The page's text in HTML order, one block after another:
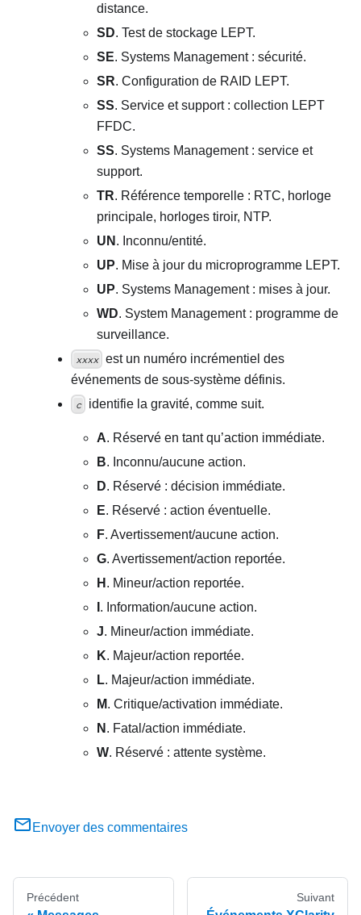
distance.
SD. Test de stockage LEPT.
SE. Systems Management : sécurité.
SR. Configuration de RAID LEPT.
SS. Service et support : collection LEPT
FFDC.
SS. Systems Management : service et
support.
TR. Référence temporelle : RTC, horloge
principale, horloges tiroir, NTP.
UN . Inconnu/entité.
UP. Mise à jour du microprogramme LEPT.
UP. Systems Management : mises à jour.
WD. System Management : programme de
surveillance.
xxxx est un numéro incrémentiel des
événements de sous-système définis.
c identifie la gravité, comme suit.
A. Réservé en tant qu’action immédiate.
B. Inconnu/aucune action.
D. Réservé : décision immédiate.
E. Réservé : action éventuelle.
F. Avertissement/aucune action.
G. Avertissement/action reportée.
H . Mineur/action reportée.
. Information/aucune action.
J. Mineur/action immédiate.
K. Majeur/action reportée.
L. Majeur/action immédiate.
M. Critique/activation immédiate.
N . Fatal/action immédiate.
W. Réservé : attente système.
Envoyer des commentaires
Précédent Suivant